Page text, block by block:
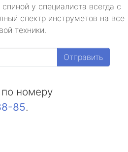
у специалиста всегда с
спектр инструметов на все
техники.
Отправить
номеру
85.